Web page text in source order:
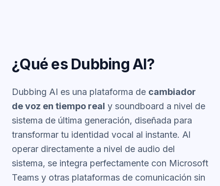
¿Qué es Dubbing AI?
Dubbing AI es una plataforma de cambiador
de voz en tiempo real y soundboard a nivel de
sistema de última generación, diseñada para
transformar tu identidad vocal al instante. Al
operar directamente a nivel de audio del
sistema, se integra perfectamente con Microsoft
Teams y otras plataformas de comunicación sin